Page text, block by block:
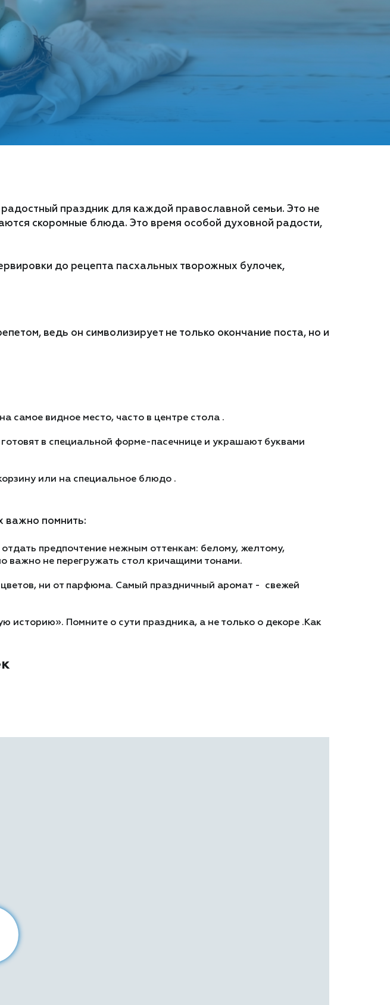
праздник для каждой православной семьи. Это не
скоромные блюда. Это время особой духовной радости,
до рецепта пасхальных творожных булочек,
ведь он символизирует не только окончание поста, но и
самое видное место, часто в центре стола .
в специальной форме-пасечнице и украшают буквами
или на специальное блюдо .
важно помнить:
предпочтение нежным оттенкам: белому, желтому,
важно не перегружать стол кричащими тонами.
ни от парфюма. Самый праздничный аромат - свежей
историю». Помните о сути праздника, а не только о декоре .Как